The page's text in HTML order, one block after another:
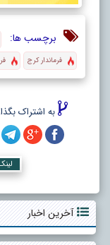
برچسب ها:
فرماندار کرج
به اشتراک
آخرین اخبار